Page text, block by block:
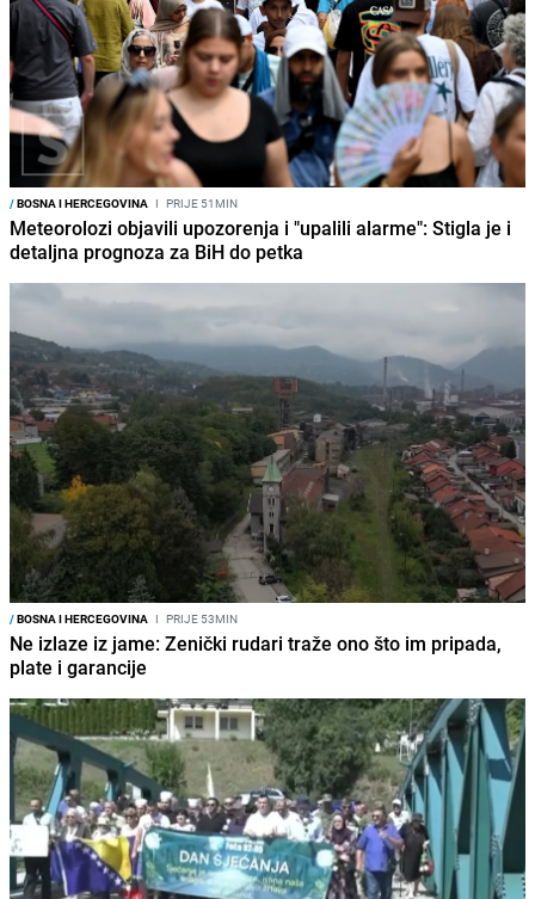
/BOSNA I HERCEGOVINA I PRIJE 51MIN
Meteorolozi objavili upozorenja i "upalili alarme": Stigla je i
detaljna prognoza za BiH do petka
/BOSNA I HERCEGOVINA I PRIJE 53MIN
Ne izlaze iz jame: Zenički rudari traže ono što im pripada,
plate i garancije